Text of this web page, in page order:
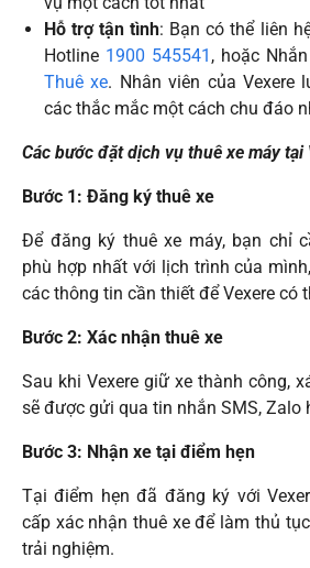
Hỗ trợ tận tình: Bạn có thể liên
Hotline 1900 545541 , hoặc
Thuê xe. Nhân viên của Vexere
các thắc mắc một cách chu đáo
Các bước đặt dịch vụ thuê xe máy tại
Bước 1: Đăng ký thuê xe
Để đăng ký thuê xe máy, bạn chỉ
phù hợp nhất với lịch trình của
các thông tin cần thiết để Vexere có
Bước 2: Xác nhận thuê xe
Sau khi Vexere giữ xe thành công,
sẽ được gửi qua tin nhắn SMS, Zalo
Bước 3: Nhận xe tại điểm hẹn
Tại điểm hẹn đã đăng ký với
cấp xác nhận thuê xe để làm thủ
trải nghiệm.